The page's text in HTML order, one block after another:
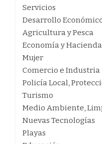
Servicios
Desarrollo
Agricultura y Pesca
Economía y Hacienda
Mujer
Comercio e Industria
Policía Local,
Turismo
Medio Ambiente,
Nuevas Tecnologías
Playas